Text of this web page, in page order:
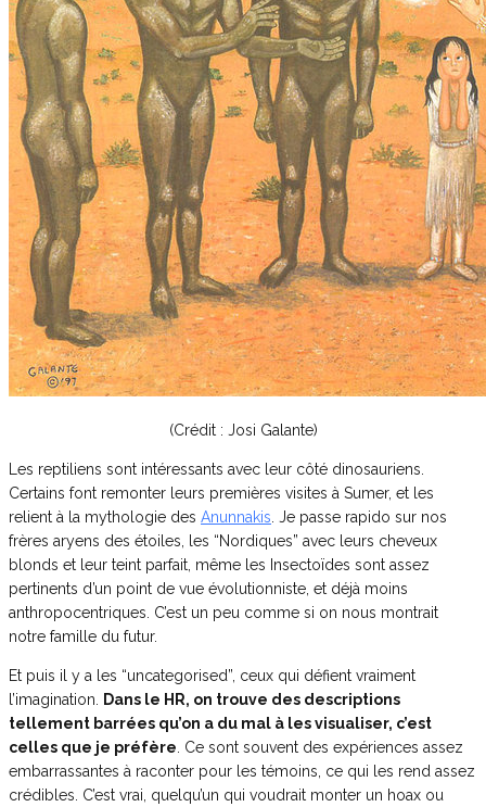
(Crédit : Josi Galante)
Les reptiliens sont intéressants avec leur côté dinosauriens.
Certains font remonter leurs premières visites à Sumer, et les
relient à la mythologie des Anunnakis . Je passe rapido sur nos
frères aryens des étoiles, les “Nordiques” avec leurs cheveux
blonds et leur teint parfait, même les Insectoïdes sont assez
pertinents d’un point de vue évolutionniste, et déjà moins
anthropocentriques. C’est un peu comme si on nous montrait
notre famille du futur.
Et puis il y a les “uncategorised”, ceux qui défient vraiment
l’imagination. Dans le HR, on trouve des descriptions
tellement barrées qu’on a du mal à les visualiser, c’est
celles que je préfère . Ce sont souvent des expériences assez
embarrassantes à raconter pour les témoins, ce qui les rend assez
crédibles. C’est vrai, quelqu’un qui voudrait monter un hoax ou